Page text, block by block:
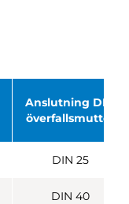
Anslutning DIN
överfallsmutter
DIN 25
DIN 40